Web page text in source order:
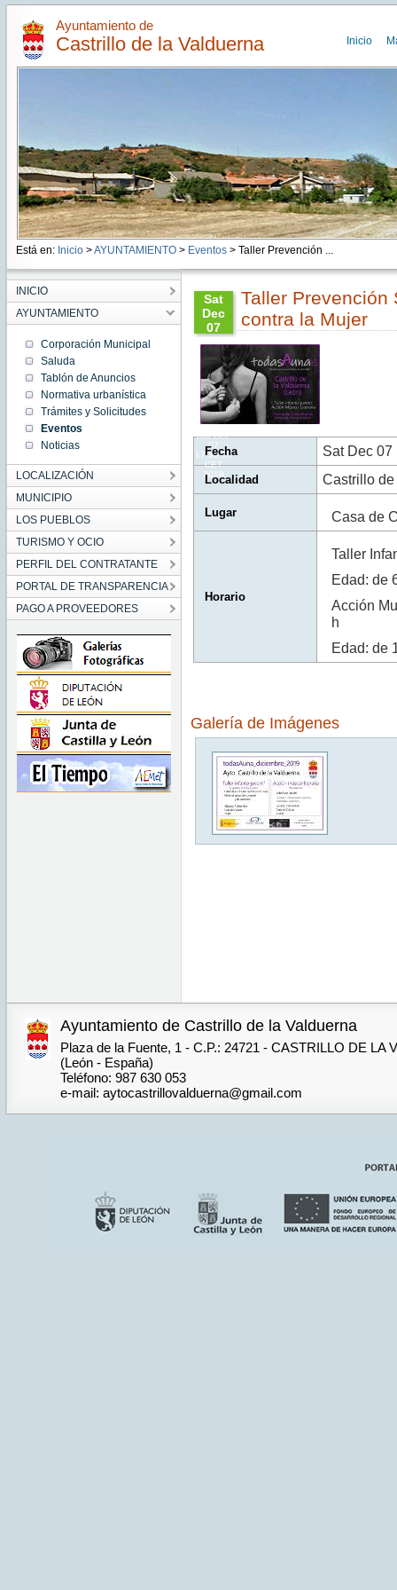
Ayuntamiento de
Castrillo de la Valduerna Inicio
Está en: Inicio >AYUNTAMIENTO> Eventos> Taller Prevención ...
INICIO
AYUNTAMIENTO
Corporación Municipal
Saluda
Tablón de Anuncios
Normativa urbanística
Trámites y Solicitudes
Eventos
Noticias
LOCALIZACIÓN
MUNICIPIO
LOS PUEBLOS
TURISMO Y OCIO
PERFIL DEL CONTRATANTE
PORTAL DE TRANSPARENCIA
PAGO A PROVEEDORES
Sat
Dec
07
17:30:00
CET
2019
Sat Dec
07
17:30:00
CET
2019
Sat Dec
07
17:30:00
CET
2019
Taller Prevención
contra la Mujer
Fecha Sat Dec
Localidad Castrillo
Lugar Casa de
Horario
Taller
Edad: de
Acción
h
Edad: de
Galería de Imágenes
Ayuntamiento de Castrillo de la Valduerna
Plaza de la Fuente, 1 - C.P.: 24721 - CASTRILLO DE LA
(León - España)
Teléfono: 987 630 053
e-mail: aytocastrillovalduerna@gmail.com